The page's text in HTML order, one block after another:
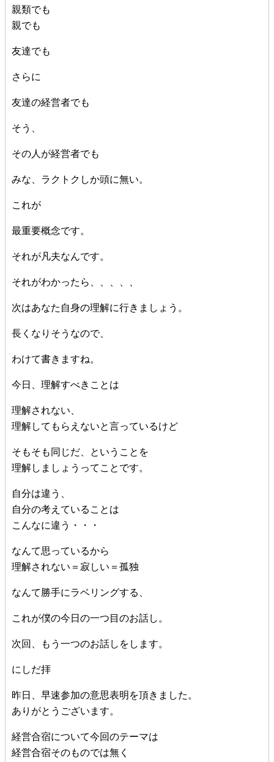
親類でも
親でも
友達でも
さらに
友達の経営者でも
そう、
その人が経営者でも
みな、ラクトクしか頭に無い。
これが
最重要概念です。
それが凡夫なんです。
それがわかったら、、、、、
次はあなた自身の理解に行きましょう。
長くなりそうなので、
わけて書きますね。
今日、理解すべきことは
理解されない、
理解してもらえないと言っているけど
そもそも同じだ、ということを
理解しましょうってことです。
自分は違う、
自分の考えていることは
こんなに違う・・・
なんて思っているから
理解されない＝寂しい＝孤独
なんて勝手にラベリングする、
これが僕の今日の一つ目のお話し。
次回、もう一つのお話しをします。
にしだ拝
昨日、早速参加の意思表明を頂きました。
ありがとうございます。
経営合宿について今回のテーマは
経営合宿そのものでは無く